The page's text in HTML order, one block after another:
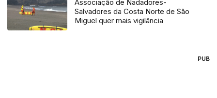
Associação de Nadadores-
Salvadores da Costa Norte de São
Miguel quer mais vigilância
PUB